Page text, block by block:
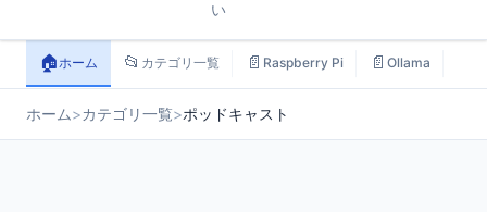
い
🏠ホーム 📂 カテゴリ一覧 📄 Raspberry Pi 📄 Ollama
ホーム>カテゴリ一覧>ポッドキャスト